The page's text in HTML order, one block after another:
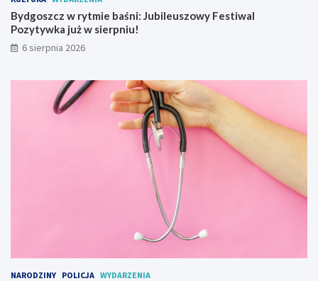
m
w
a
j
y
Bydgoszcz w rytmie baśni: Jubileuszowy Festiwal
Pozytywka już w sierpniu!
6 sierpnia 2026
NARODZINY POLICJA WYDARZENIA